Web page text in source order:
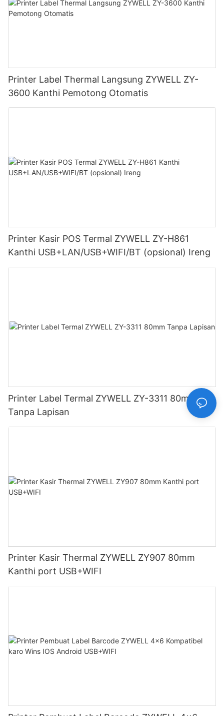
Printer Label Thermal Langsung ZYWELL ZY-
3600 Kanthi Pemotong Otomatis
Printer Kasir POS Termal ZYWELL ZY-H861
Kanthi USB+LAN/USB+WIFI/BT (opsional) Ireng
Printer Label Termal ZYWELL ZY-3311 80mm
Tanpa Lapisan
Printer Kasir Thermal ZYWELL ZY907 80mm
Kanthi port USB+WIFI